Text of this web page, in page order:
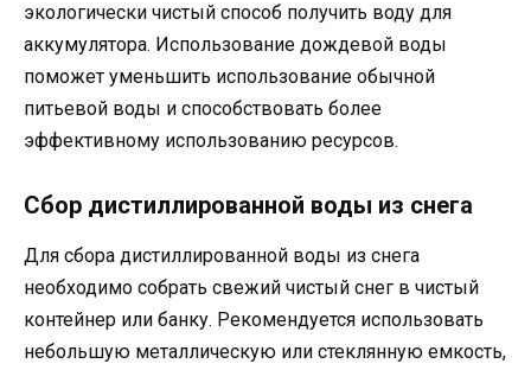
экологически чистый способ получить воду для
аккумулятора. Использование дождевой воды
поможет уменьшить использование обычной
питьевой воды и способствовать более
эффективному использованию ресурсов.
Сбор дистиллированной воды из снега
Для сбора дистиллированной воды из снега
необходимо собрать свежий чистый снег в чистый
контейнер или банку. Рекомендуется использовать
небольшую металлическую или стеклянную емкость,